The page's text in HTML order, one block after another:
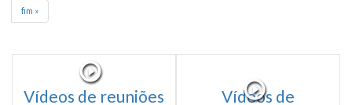
fim »
Vídeos de reuniões
Vídeos de